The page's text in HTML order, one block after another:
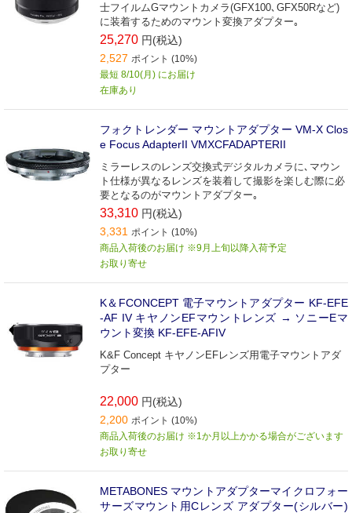
士フイルムGマウントカメラ(GFX100､GFX50Rなど)
に装着するためのマウント変換アダプター｡
25,270 円(税込)
2,527 ポイント (10%)
最短 8/10(月) にお届け
在庫あり
フォクトレンダー マウントアダプター VM-X Clos
e Focus AdapterII VMXCFADAPTERII
ミラーレスのレンズ交換式デジタルカメラに､マウン
ト仕様が異なるレンズを装着して撮影を楽しむ際に必
要となるのがマウントアダプター｡
33,310 円(税込)
3,331 ポイント (10%)
商品入荷後のお届け ※9月上旬以降入荷予定
お取り寄せ
K＆FCONCEPT 電子マウントアダプター KF-EFE
-AF IV キヤノンEFマウントレンズ → ソニーEマ
ウント変換 KF-EFE-AFIV
K&F Concept キヤノンEFレンズ用電子マウントアダ
プター
22,000 円(税込)
2,200 ポイント (10%)
商品入荷後のお届け ※1か月以上かかる場合がございます
お取り寄せ
METABONES マウントアダプターマイクロフォー
サーズマウント用Cレンズ アダプター(シルバー)